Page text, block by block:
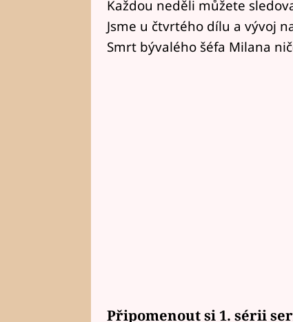
Každou neděli můžete
Jsme u čtvrtého dílu a vývoj
Smrt bývalého šéfa Milana
Připomenout si 1. sérii